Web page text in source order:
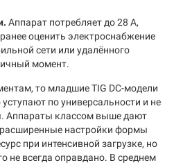
Аппарат потребляет до 28 А,
оценить электроснабжение
сети или удалённого
момент.
то младшие TIG DC-модели
по универсальности и не
Аппараты классом выше дают
настройки формы
при интенсивной загрузке, но
не всегда оправдано. В среднем